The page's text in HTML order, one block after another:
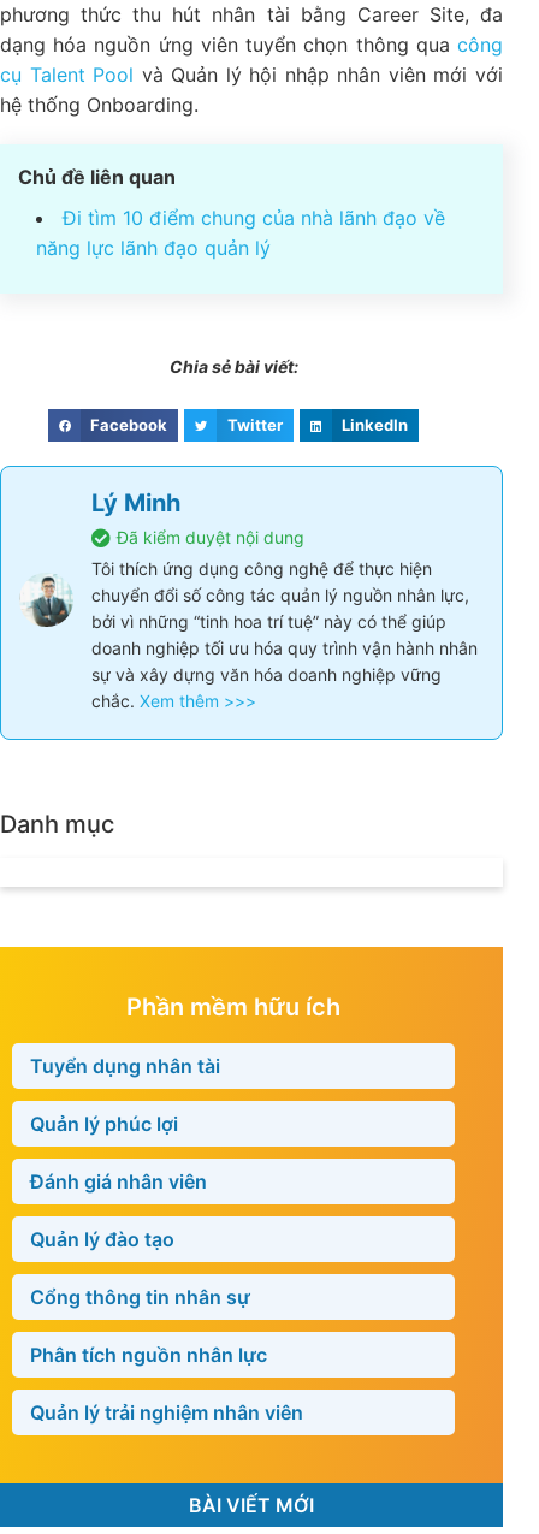
phương thức thu hút nhân tài bằng Career Site, đa
dạng hóa nguồn ứng viên tuyển chọn thông qua công
cụ Talent Pool và Quản lý hội nhập nhân viên mới với
hệ thống Onboarding.
Chủ đề liên quan
Đi tìm 10 điểm chung của nhà lãnh đạo về
năng lực lãnh đạo quản lý
Chia sẻ bài viết:
Facebook Twitter LinkedIn
Lý Minh
Đã kiểm duyệt nội dung
Tôi thích ứng dụng công nghệ để thực hiện
chuyển đổi số công tác quản lý nguồn nhân lực,
bởi vì những “tinh hoa trí tuệ” này có thể giúp
doanh nghiệp tối ưu hóa quy trình vận hành nhân
sự và xây dựng văn hóa doanh nghiệp vững
chắc.Xem thêm >>>
Danh mục
Phần mềm hữu ích
Tuyển dụng nhân tài
Quản lý phúc lợi
Đánh giá nhân viên
Quản lý đào tạo
Cổng thông tin nhân sự
Phân tích nguồn nhân lực
Quản lý trải nghiệm nhân viên
BÀI VIẾT MỚI